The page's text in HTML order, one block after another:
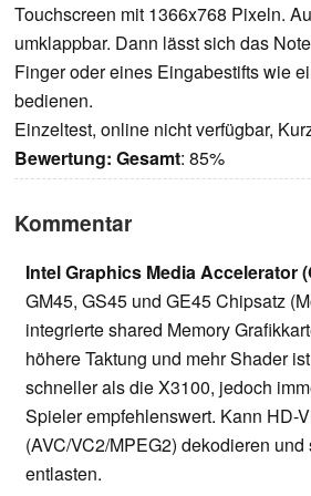
Touchscreen mit 1366x768 Pixeln.
umklappbar. Dann lässt sich das
Finger oder eines Eingabestifts wie
bedienen.
Einzeltest, online nicht verfügbar,
Bewertung: Gesamt: 85%
Kommentar
Intel Graphics Media Accelerator
GM45, GS45 und GE45 Chipsatz
integrierte shared Memory
höhere Taktung und mehr Shader
schneller als die X3100, jedoch
Spieler empfehlenswert. Kann HD-
(AVC/VC2/MPEG2) dekodieren
entlasten.